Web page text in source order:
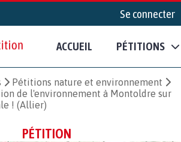
Se connecter
ACCUEIL PÉTITIONS
Pétitions nature et environnement
de l'environnement à Montoldre sur
! (Allier)
PÉTITION